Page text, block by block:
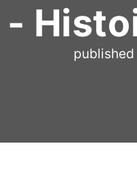
-
published